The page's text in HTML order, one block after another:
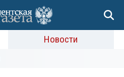
Новости